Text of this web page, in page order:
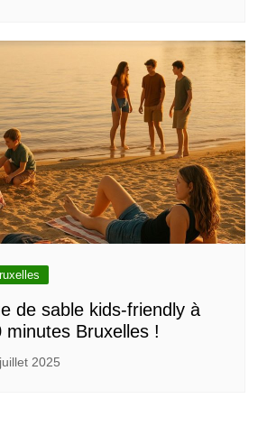
de sable kids-friendly à
minutes Bruxelles !
2025